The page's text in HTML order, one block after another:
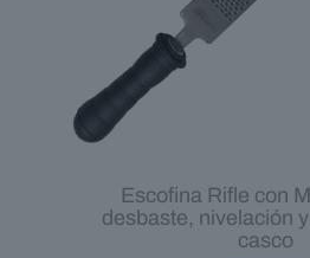
Escofina Rifle con
desbaste, nivelación
casco